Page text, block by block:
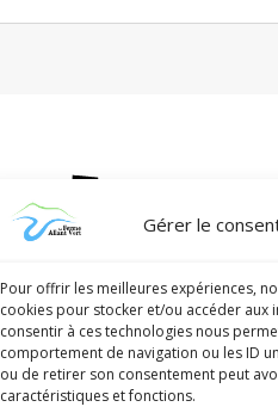
Gérer le
Pour offrir les meilleures expériences,
cookies pour stocker et/ou accéder aux
consentir à ces technologies nous
comportement de navigation ou les ID
ou de retirer son consentement peut
caractéristiques et fonctions.